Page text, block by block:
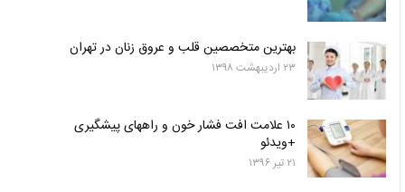
بهترین متخصصین قلب و عروق زنان در تهران
۲۳ اردیبهشت ۱۳۹۸
۱۰ علامت افت فشار خون و راههای پیشگیری
+ویدئو
۲۱ تیر ۱۳۹۶